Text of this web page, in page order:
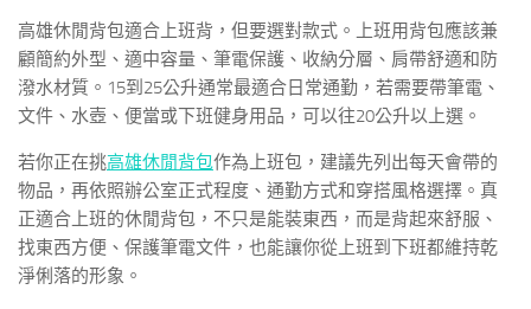
高雄休閒背包適合上班背，但要選對款式。上班用背包應該兼
顧簡約外型、適中容量、筆電保護、收納分層、肩帶舒適和防
潑水材質。15到25公升通常最適合日常通勤，若需要帶筆電、
文件、水壺、便當或下班健身用品，可以往20公升以上選。
若你正在挑高雄休閒背包作為上班包，建議先列出每天會帶的
物品，再依照辦公室正式程度、通勤方式和穿搭風格選擇。真
正適合上班的休閒背包，不只是能裝東西，而是背起來舒服、
找東西方便、保護筆電文件，也能讓你從上班到下班都維持乾
淨俐落的形象。